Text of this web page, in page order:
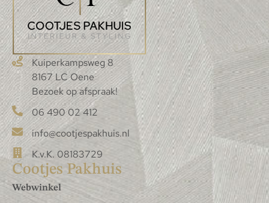
Kuiperkampsweg 8
8167 LC Oene
Bezoek op afspraak!
06 490 02 412
info@cootjespakhuis.nl
K.v.K. 08183729
Cootjes Pakhuis
Webwinkel